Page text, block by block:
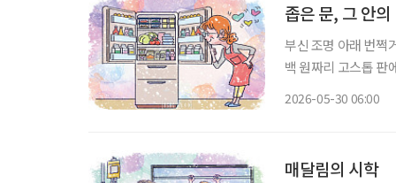
좁은 문, 그 안
부신 조명 아래 번쩍
백 원짜리 고스톱 판
2026-05-30 06:00
매달림의 시학